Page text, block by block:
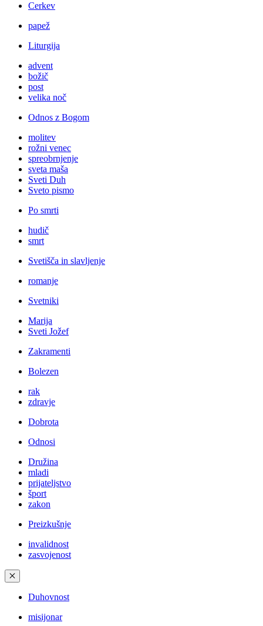
Cerkev
papež
Liturgija
advent
božič
post
velika noč
Odnos z Bogom
molitev
rožni venec
spreobrnjenje
sveta maša
Sveti Duh
Sveto pismo
Po smrti
hudič
smrt
Svetišča in slavljenje
romanje
Svetniki
Marija
Sveti Jožef
Zakramenti
Bolezen
rak
zdravje
Dobrota
Odnosi
Družina
mladi
prijateljstvo
šport
zakon
Preizkušnje
invalidnost
zasvojenost
✕
Duhovnost
misijonar